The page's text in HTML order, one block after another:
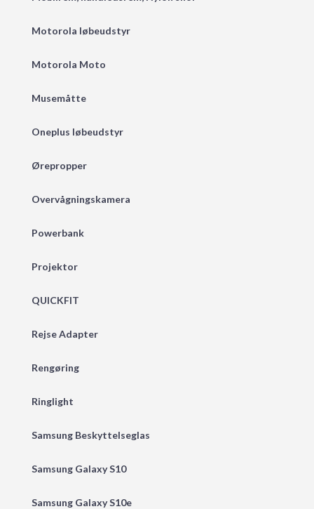
Motorola løbeudstyr
Motorola Moto
Musemåtte
Oneplus løbeudstyr
Ørepropper
Overvågningskamera
Powerbank
Projektor
QUICKFIT
Rejse Adapter
Rengøring
Ringlight
Samsung Beskyttelseglas
Samsung Galaxy S10
Samsung Galaxy S10e